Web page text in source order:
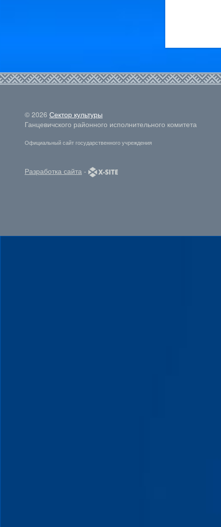
© 2026 Сектор культуры
Ганцевичского районного исполнительного комитета
Официальный сайт государственного учреждения
Разработка сайта -